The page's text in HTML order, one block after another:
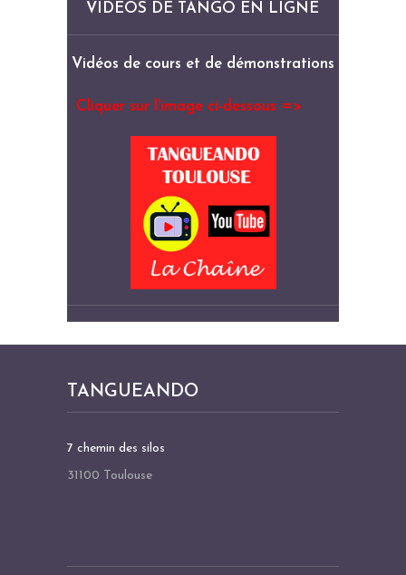
VIDÉOS DE TANGO EN LIGNE
Vidéos de cours et de démonstrations
Cliquer sur l’image ci-dessous =>
TANGUEANDO
7 chemin des silos
31100 Toulouse